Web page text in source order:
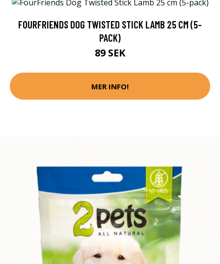
FOURFRIENDS DOG TWISTED STICK LAMB 25 CM (5-
PACK)
89 SEK
MER INFO!